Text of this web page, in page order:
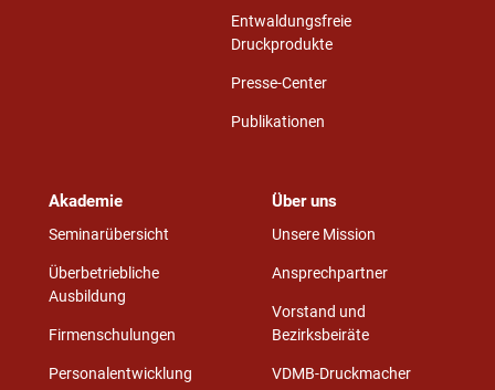
Entwaldungsfreie
Druckprodukte
Presse-Center
Publikationen
Akademie
Seminarübersicht
Überbetriebliche
Ausbildung
Firmenschulungen
Personalentwicklung
Über uns
Unsere Mission
Ansprechpartner
Vorstand und
Bezirksbeiräte
VDMB-Druckmacher